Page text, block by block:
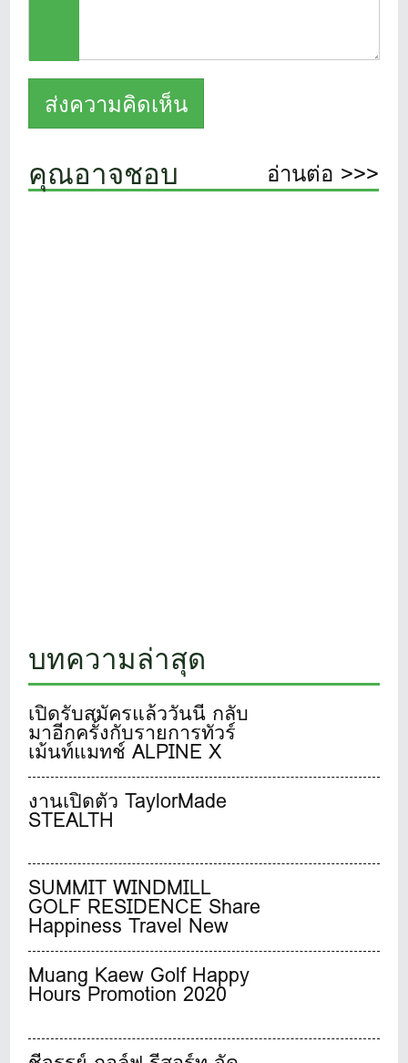
คุณอาจชอบ อ่านต่อ >>>
บทความล่าสุด
เปิดรับสมัครแล้ววันนี้ กลับ
มาอีกครั้งกับรายการทัวร์
เม้นท์แมทช์ ALPINE X
adidas GOLF Family &
Friends Golf 2024 การ
แข่งขันกอล์ฟที่ทุกท่านรอ
คอย ลุ้นชิงรางวัลสุดพิเศษ
งานเปิดตัว TaylorMade
STEALTH
SUMMIT WINDMILL
GOLF RESIDENCE Share
Happiness Travel New
normal stylish living
Muang Kaew Golf Happy
Hours Promotion 2020